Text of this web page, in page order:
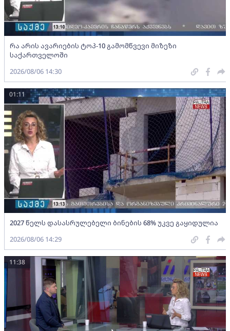
რა არის ავარიების ტოპ-10 გამომწვევი მიზეზი
საქართველოში
2026/08/06 14:30
2027 წელს დასასრულებელი ბინების 68% უკვე გაყიდულია
01:11
2026/08/06 14:29
11:38